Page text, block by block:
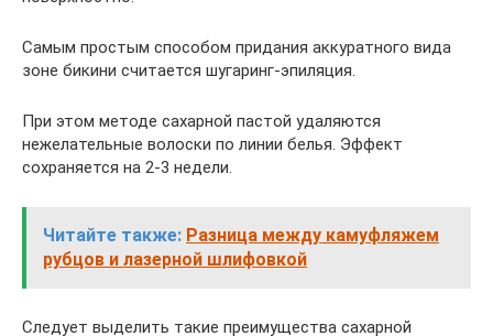
Самым простым способом придания аккуратного вида
зоне бикини считается шугаринг-эпиляция.
При этом методе сахарной пастой удаляются
нежелательные волоски по линии белья. Эффект
сохраняется на 2-3 недели.
Читайте также: Разница между камуфляжем
рубцов и лазерной шлифовкой
Следует выделить такие преимущества сахарной